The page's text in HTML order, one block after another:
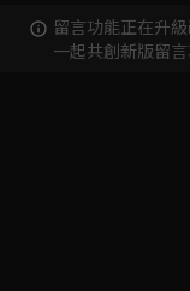
留言功能正在升
一起共創新版留言